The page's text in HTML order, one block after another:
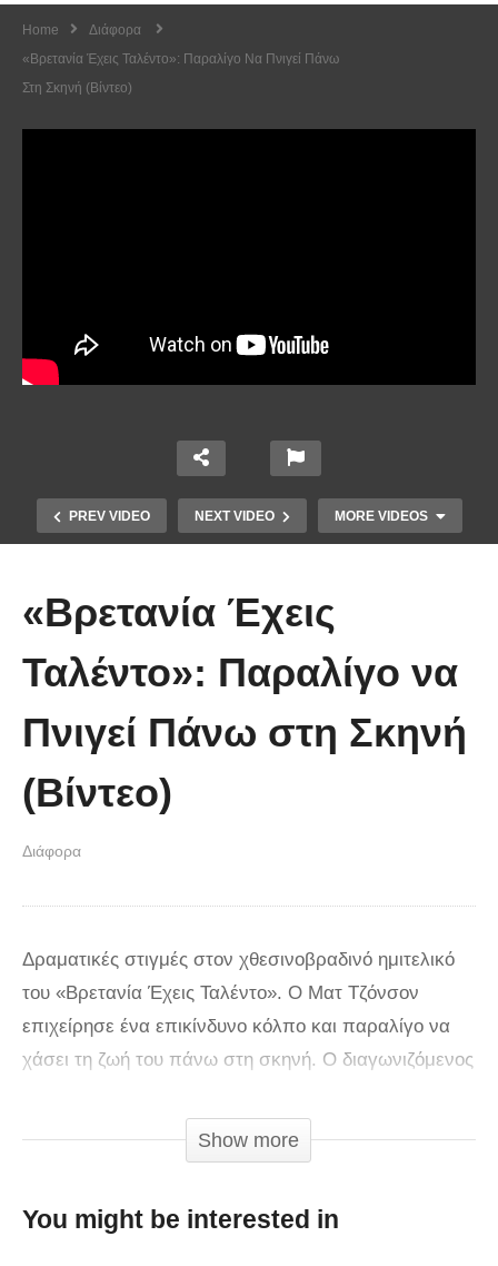
Home
Διάφορα
«Βρετανία Έχεις Ταλέντο»: Παραλίγο Να Πνιγεί Πάνω
Στη Σκηνή (Βίντεο)
PREV VIDEO NEXT VIDEO MORE VIDEOS
άτυχη μέρα στη δουλειά
«Βρετανία Έχεις
Ταλέντο»: Παραλίγο να
Πνιγεί Πάνω στη Σκηνή
(Βίντεο)
Διάφορα
Δραματικές στιγμές στον χθεσινοβραδινό ημιτελικό
του «Βρετανία Έχεις Ταλέντο». Ο Ματ Τζόνσον
επιχείρησε ένα επικίνδυνο κόλπο και παραλίγο να
χάσει τη ζωή του πάνω στη σκηνή. Ο διαγωνιζόμενος
κεφάλι του ήταν βυθισμένο μέσα στο νερό. Στην
αρχή φαινόταν να τα πηγαίνει καλά, καθώς κατάφερε
συνέχεια ήταν άκρως δραματική…
Show more
You might be interested in